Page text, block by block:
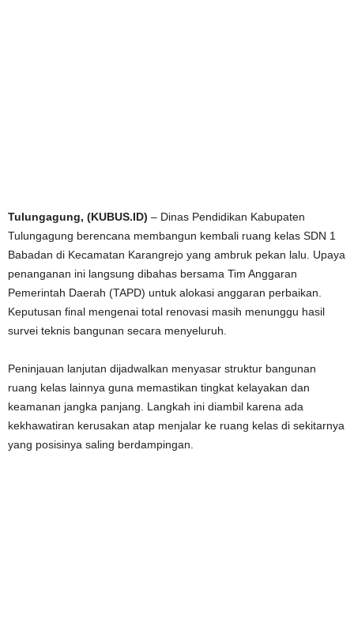
Tulungagung, (KUBUS.ID) – Dinas Pendidikan Kabupaten
Tulungagung berencana membangun kembali ruang kelas SDN 1
Babadan di Kecamatan Karangrejo yang ambruk pekan lalu. Upaya
penanganan ini langsung dibahas bersama Tim Anggaran
Pemerintah Daerah (TAPD) untuk alokasi anggaran perbaikan.
Keputusan final mengenai total renovasi masih menunggu hasil
survei teknis bangunan secara menyeluruh.
Peninjauan lanjutan dijadwalkan menyasar struktur bangunan
ruang kelas lainnya guna memastikan tingkat kelayakan dan
keamanan jangka panjang. Langkah ini diambil karena ada
kekhawatiran kerusakan atap menjalar ke ruang kelas di sekitarnya
yang posisinya saling berdampingan.